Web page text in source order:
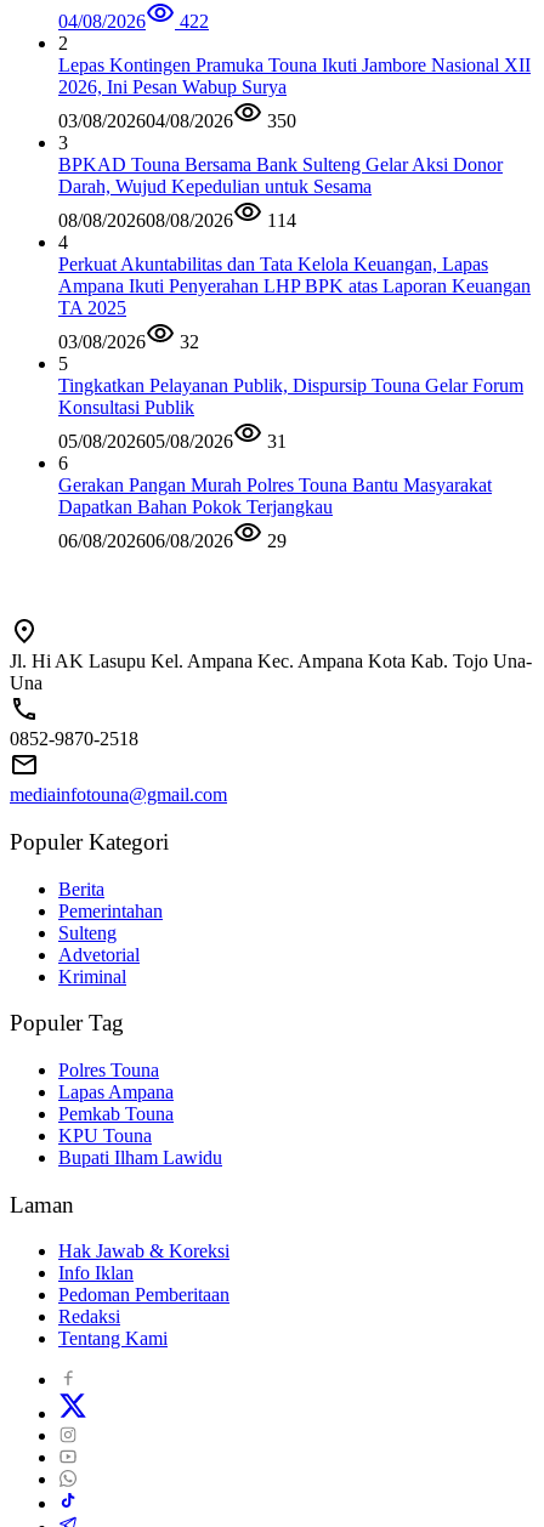
04/08/2026
422
2
Lepas Kontingen Pramuka Touna Ikuti Jambore Nasional XII
2026, Ini Pesan Wabup Surya
03/08/202604/08/2026
350
3
BPKAD Touna Bersama Bank Sulteng Gelar Aksi Donor
Darah, Wujud Kepedulian untuk Sesama
08/08/202608/08/2026
114
4
Perkuat Akuntabilitas dan Tata Kelola Keuangan, Lapas
Ampana Ikuti Penyerahan LHP BPK atas Laporan Keuangan
TA 2025
03/08/2026
32
5
Tingkatkan Pelayanan Publik, Dispursip Touna Gelar Forum
Konsultasi Publik
05/08/202605/08/2026
31
6
Gerakan Pangan Murah Polres Touna Bantu Masyarakat
Dapatkan Bahan Pokok Terjangkau
06/08/202606/08/2026 29
Jl. Hi AK Lasupu Kel. Ampana Kec. Ampana Kota Kab. Tojo Una-
Una
0852-9870-2518
mediainfotouna@gmail.com
Populer Kategori
Berita
Pemerintahan
Sulteng
Advetorial
Kriminal
Populer Tag
Polres Touna
Lapas Ampana
Pemkab Touna
KPU Touna
Bupati Ilham Lawidu
Laman
Hak Jawab & Koreksi
Info Iklan
Pedoman Pemberitaan
Redaksi
Tentang Kami